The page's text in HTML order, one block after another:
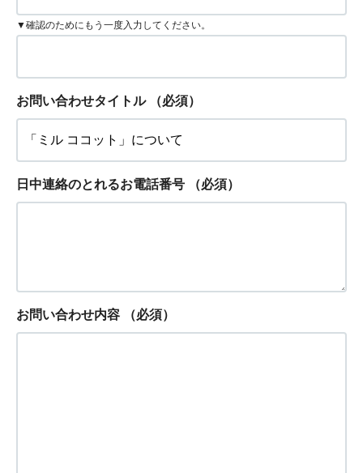
▼確認のためにもう一度入力してください。
お問い合わせタイトル （必須）
日中連絡のとれるお電話番号 （必須）
お問い合わせ内容 （必須）